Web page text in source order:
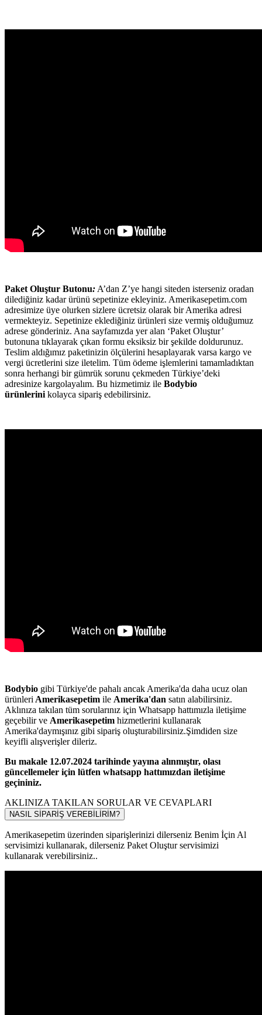
Paket Oluştur Butonu: A’dan Z’ye hangi siteden isterseniz oradan
dilediğiniz kadar ürünü sepetinize ekleyiniz. Amerikasepetim.com
adresimize üye olurken sizlere ücretsiz olarak bir Amerika adresi
vermekteyiz. Sepetinize eklediğiniz ürünleri size vermiş olduğumuz
adrese gönderiniz. Ana sayfamızda yer alan ‘Paket Oluştur’
butonuna tıklayarak çıkan formu eksiksiz bir şekilde doldurunuz.
Teslim aldığımız paketinizin ölçülerini hesaplayarak varsa kargo ve
vergi ücretlerini size iletelim. Tüm ödeme işlemlerini tamamladıktan
sonra herhangi bir gümrük sorunu çekmeden Türkiye’deki
adresinize kargolayalım. Bu hizmetimiz ile Bodybio
ürünlerini kolayca sipariş edebilirsiniz.
Bodybio gibi Türkiye'de pahalı ancak Amerika'da daha ucuz olan
ürünleri Amerikasepetim ile Amerika'dan satın alabilirsiniz.
Aklınıza takılan tüm sorularınız için Whatsapp hattımızla iletişime
geçebilir ve Amerikasepetim hizmetlerini kullanarak
Amerika'daymışınız gibi sipariş oluşturabilirsiniz.Şimdiden size
keyifli alışverişler dileriz.
Bu makale 12.07.2024 tarihinde yayına alınmıştır, olası
güncellemeler için lütfen whatsapp hattımızdan iletişime
geçininiz.
AKLINIZA TAKILAN SORULAR VE CEVAPLARI
NASIL SİPARİŞ VEREBİLİRİM?
Amerikasepetim üzerinden siparişlerinizi dilerseniz Benim İçin Al
servisimizi kullanarak, dilerseniz Paket Oluştur servisimizi
kullanarak verebilirsiniz..